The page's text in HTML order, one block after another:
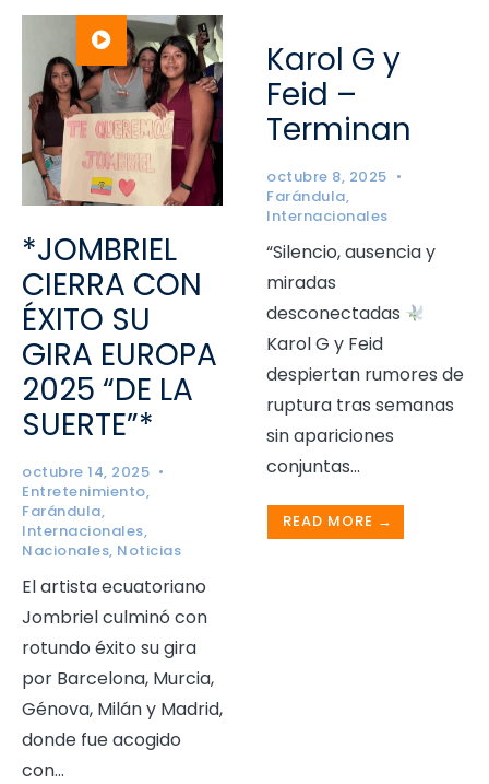
*JOMBRIEL
CIERRA CON
ÉXITO SU
GIRA EUROPA
2025 “DE LA
SUERTE”*
octubre 14, 2025 •
Entretenimiento,
Farándula,
Internacionales,
Nacionales, Noticias
El artista ecuatoriano
Jombriel culminó con
rotundo éxito su gira
por Barcelona, Murcia,
Génova, Milán y Madrid,
donde fue acogido
con...
Karol G y
Feid –
Terminan
octubre 8, 2025 •
Farándula,
Internacionales
“Silencio, ausencia y
miradas
desconectadas
Karol G y Feid
despiertan rumores de
ruptura tras semanas
sin apariciones
conjuntas...
READ MORE →